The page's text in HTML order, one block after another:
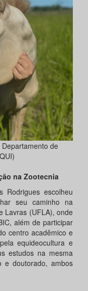
de
na Zootecnia
Rodrigues escolheu
seu caminho na
Lavras (UFLA), onde
além de participar
centro acadêmico e
equideocultura e
estudos na mesma
e doutorado, ambos